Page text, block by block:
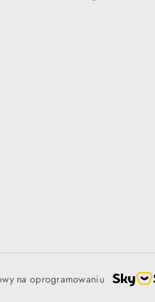
na oprogramowaniu